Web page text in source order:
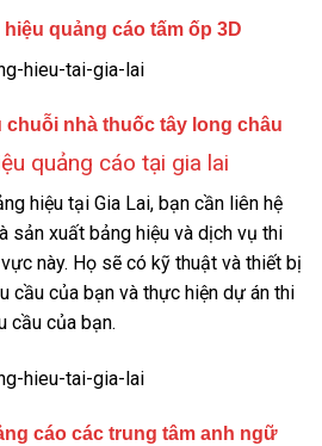
quảng cáo tấm ốp 3D
chuỗi nhà thuốc tây long châu
quảng cáo tại gia lai
hiệu tại Gia Lai, bạn cần liên hệ
sản xuất bảng hiệu và dịch vụ thi
này. Họ sẽ có kỹ thuật và thiết bị
cầu của bạn và thực hiện dự án thi
cầu của bạn.
cáo các trung tâm anh ngữ